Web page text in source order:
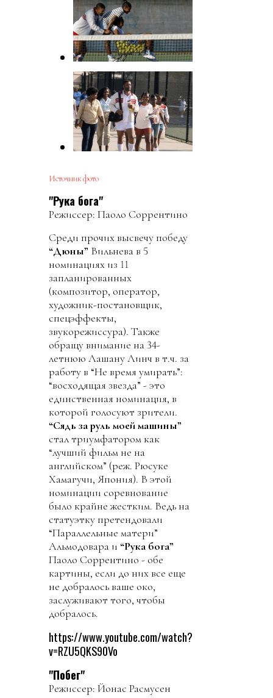
Источник фото
"Рука бога"
Режиссер: Паоло Соррентино
Среди прочих высвечу победу
“Дюны” Вильнева в 5
номинациях из 11
запланированных
(композитор, оператор,
художник-постановщик,
спецэффекты,
звукорежиссура). Также
обращу внимание на 34-
летнюю Лашану Линч в т.ч. за
работу в “Не время умирать”:
“восходящая звезда” - это
единственная номинация, в
которой голосуют зрители.
“Сядь за руль моей машины”
стал триумфатором как
“лучший фильм не на
английском” (реж. Рюсуке
Хамагучи, Япония). В этой
номинации соревнование
было крайне жестким. Ведь на
статуэтку претендовали
“Параллельные матери”
Альмодовара и “Рука бога”
Паоло Соррентино - обе
картины, если до них все еще
не добралось ваше око,
заслуживают того, чтобы
добралось.
https://www.youtube.com/watch?
v=RZU5QKS90Vo
"Побег"
Режиссер: Йонас Расмусен